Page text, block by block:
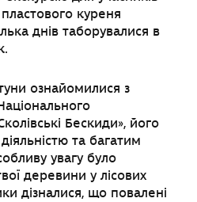
куреня
днів таборувалися в
ознайомилися з
Бескиди», його
та багатим
увагу було
деревини у лісових
дізналися, що повалені